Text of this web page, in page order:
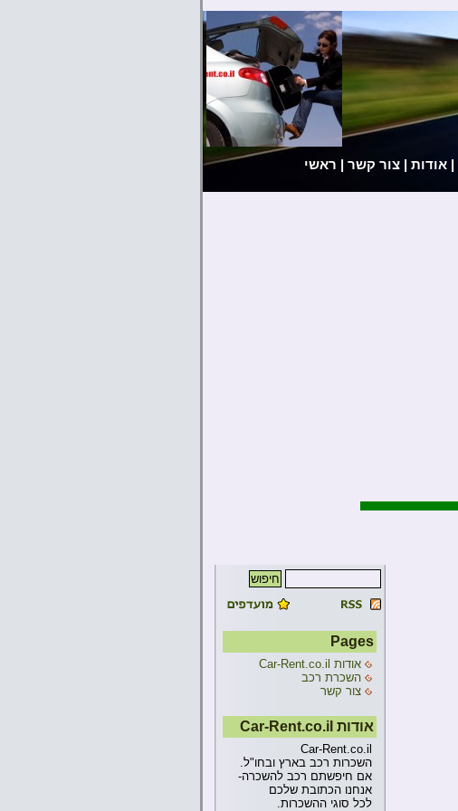
ראשי צור קשר | אודות | |
Pages
אודות Car-Rent.co.il
השכרת רכב
צור קשר
אודות Car-Rent.co.il
Car-Rent.co.il
השכרות רכב בארץ ובחו"ל.
אם חיפשתם רכב להשכרה-
אנחנו הכתובת שלכם
לכל סוגי ההשכרות.